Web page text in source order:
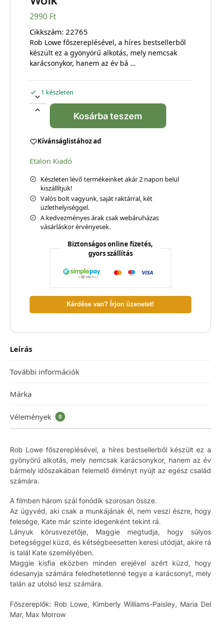
2990 Ft
Cikkszám: 22765
Rob Lowe főszereplésével, a híres bestsellerből
készült ez a gyönyörű alkotás, mely nemcsak
karácsonykor, hanem az év bá …
1 készleten
Kosárba teszem
Kívánságlistához ad
Etalon Kiadó
Készleten lévő termékeinket akár 2 napon belül
kiszállítjuk!
Valós bolt vagyunk, saját raktárral, két
üzlethelyiséggel.
A kedvezményes árak csak webáruházas
vásárláskor érvényesek.
Biztonságos online fizetés,
gyors szállítás
Kérdése van? Írjon üzenetet!
Leírás
További információk
Márka
Vélemények 0
Rob Lowe főszereplésével, a híres bestsellerből készült ez a
gyönyörű alkotás, mely nemcsak karácsonykor, hanem az év
bármely időszakában felemelő élményt nyújt az egész család
számára.
A filmben három szál fonódik szorosan össze.
Az ügyvéd, aki csak a munkájának él, nem veszi észre, hogy
felesége, Kate már szinte idegenként tekint rá.
Lányuk kórusvezetője, Maggie megtudja, hogy súlyos
betegséggel küzd, és kétségbeesetten keresi utódját, akire rá
is talál Kate személyében.
Maggie kisfia eközben minden erejével azért küzd, hogy
édesanyja számára feledhetetlenné tegye a karácsonyt, mely
talán az utolsó lesz számára.
Főszereplők: Rob Lowe, Kimberly Williams-Paisley, Maria Del
Mar, Max Morrow